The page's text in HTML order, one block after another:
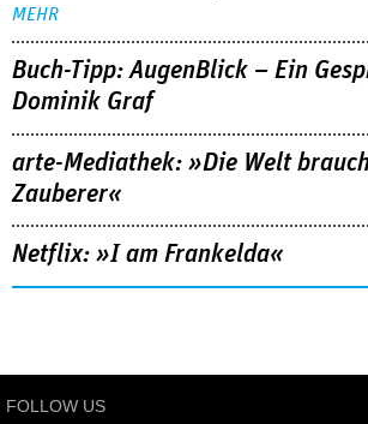
MEHR
Buch-Tipp: AugenBlick – Ein
Dominik Graf
arte-Mediathek: »Die Welt
Zauberer«
Netflix: »I am Frankelda«
FOLLOW US